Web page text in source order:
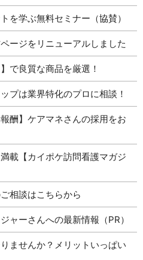
を学ぶ無料セミナー（協賛）
ージをリニューアルしました
で良質な商品を厳選！
プは業界特化のプロに相談！
酬】ケアマネさんの採用をお
載【カイポケ訪問看護マガジ
相談はこちらから
ャーさんへの最新情報（PR）
ませんか？メリットいっぱい